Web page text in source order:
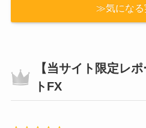
≫気になる
【当サイト限定レ
トFX